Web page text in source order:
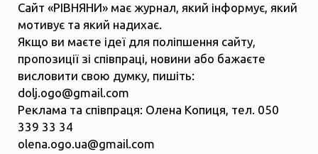
Сайт «РІВНЯНИ» має журнал, який інформує, який
мотивує та який надихає.
Якщо ви маєте ідеї для поліпшення сайту,
пропозиції зі співпраці, новини або бажаєте
висловити свою думку, пишіть:
dolj.ogo@gmail.com
Реклама та співпраця: Олена Копиця, тел. 050
339 33 34
olena.ogo.ua@gmail.com